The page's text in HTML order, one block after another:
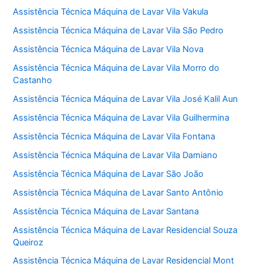
Assistência Técnica Máquina de Lavar Vila Vakula
Assistência Técnica Máquina de Lavar Vila São Pedro
Assistência Técnica Máquina de Lavar Vila Nova
Assistência Técnica Máquina de Lavar Vila Morro do
Castanho
Assistência Técnica Máquina de Lavar Vila José Kalil Aun
Assistência Técnica Máquina de Lavar Vila Guilhermina
Assistência Técnica Máquina de Lavar Vila Fontana
Assistência Técnica Máquina de Lavar Vila Damiano
Assistência Técnica Máquina de Lavar São João
Assistência Técnica Máquina de Lavar Santo Antônio
Assistência Técnica Máquina de Lavar Santana
Assistência Técnica Máquina de Lavar Residencial Souza
Queiroz
Assistência Técnica Máquina de Lavar Residencial Mont